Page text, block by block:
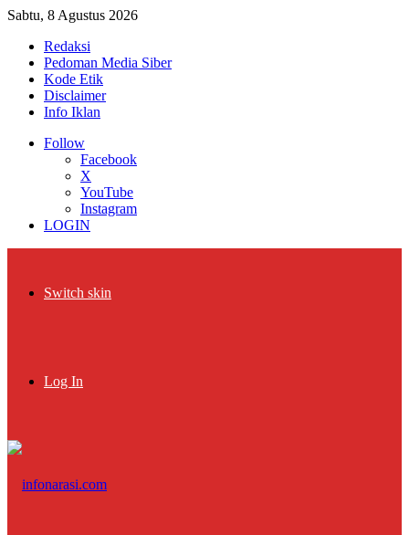
Sabtu, 8 Agustus 2026
Redaksi
Pedoman Media Siber
Kode Etik
Disclaimer
Info Iklan
Follow
Facebook
X
YouTube
Instagram
LOGIN
Switch skin
Log In